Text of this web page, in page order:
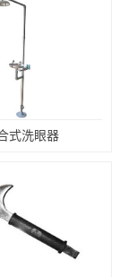
式洗眼器